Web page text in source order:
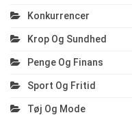
Konkurrencer
Krop Og Sundhed
Penge Og Finans
Sport Og Fritid
Tøj Og Mode